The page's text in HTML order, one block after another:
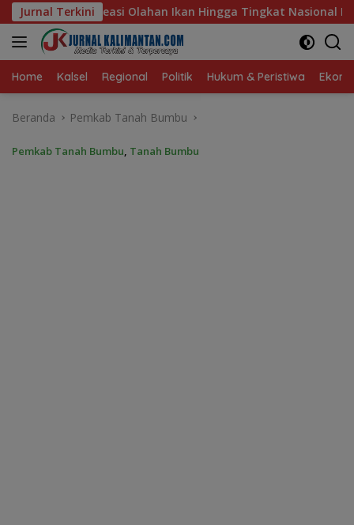
Langsung
ke
konten
Jurnal Terkini
Hingga Tingkat Nasional Pada Lomba Masak Serba Ikan
Home Kalsel Regional Politik Hukum & Peristiwa
Beranda Pemkab Tanah Bumbu
Pemkab Tanah Bumbu, Tanah Bumbu